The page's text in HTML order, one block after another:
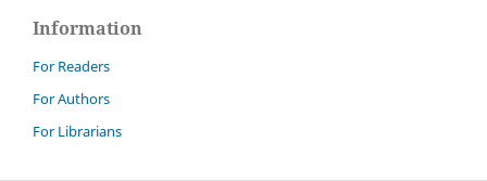
Information
For Readers
For Authors
For Librarians